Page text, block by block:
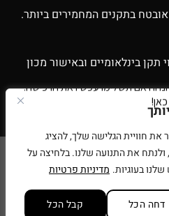
חוויית הגלישה שלך, להציג
את התנועה שלנו. בלחיצה על
בעוגיות. מדיניות פרטיות
דחה הכל קבל הכל
בתקנים המחמירים ביותר.
תקן בינלאומיים ובאישור מכון
American
Express
Apple
Pay
Google
Pay
של ספירלה צעצועים?